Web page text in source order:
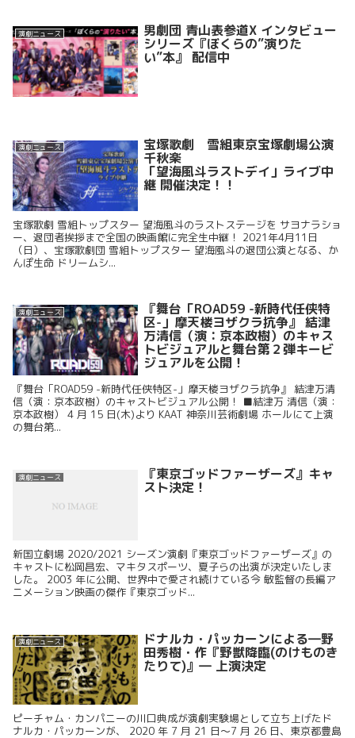
演劇ニュース 男劇団 青山表参道X インタビュー
シリーズ『ぼくらの”演りた
い”本』 配信中
演劇ニュース 宝塚歌劇 雪組東京宝塚劇場公演
千秋楽
「望海風斗ラストデイ」ライブ中
継 開催決定！！
宝塚歌劇 雪組トップスター 望海風斗のラストステージを サヨナラショ
ー、退団者挨拶まで全国の映画館に完全生中継！ 2021年4月11日
（日）、宝塚歌劇団 雪組トップスター 望海風斗の退団公演となる、か
んぽ生命 ドリームシ...
演劇ニュース 『舞台「ROAD59 -新時代任侠特
区-」摩天楼ヨザクラ抗争』 結津
万清信（演：京本政樹）のキャス
トビジュアルと舞台第２弾キービ
ジュアルを公開！
『舞台「ROAD59 -新時代任侠特区-」摩天楼ヨザクラ抗争』 結津万清
信（演：京本政樹）のキャストビジュアル公開！ ■結津万 清信（演：
京本政樹） 4 月 15 日(木)より KAAT 神奈川芸術劇場 ホールにて上演
の舞台第...
演劇ニュース 『東京ゴッドファーザーズ』キャ
スト決定！
新国立劇場 2020/2021 シーズン演劇『東京ゴッドファーザーズ』の
キャストに松岡昌宏、マキタスポーツ、夏子らの出演が決定いたしま
した。 2003 年に公開、世界中で愛され続けている今 敏監督の長編ア
ニメーション映画の傑作『東京ゴッド...
演劇ニュース ドナルカ・パッカーンによる―野
田秀樹・作『野獣降臨(のけものき
たりて)』― 上演決定
ピーチャム・カンパニーの川口典成が演劇実験場として立ち上げたド
ナルカ・パッカーンが、 2020 年 7 月 21 日～7 月 26 日、東京都豊島